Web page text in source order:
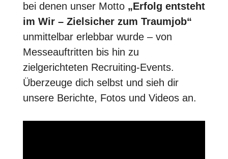
bei denen unser Motto „Erfolg entsteht
im Wir – Zielsicher zum Traumjob“
unmittelbar erlebbar wurde – von
Messeauftritten bis hin zu
zielgerichteten Recruiting-Events.
Überzeuge dich selbst und sieh dir
unsere Berichte, Fotos und Videos an.